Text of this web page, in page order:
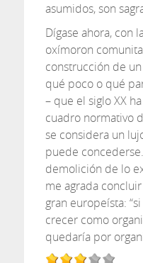
asumidos, son
Dígase ahora, con
oxímoron
construcción de
qué poco o qué
– que el siglo XX
cuadro normativo
se considera un
puede
demolición de lo
me agrada
gran europeísta:
crecer como
quedaría por